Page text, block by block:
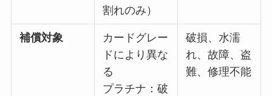
割れのみ）
補償対象
カードグレー
ドにより異な
る
プラチナ：破
破損、水濡
れ、故障、盗
難、修理不能